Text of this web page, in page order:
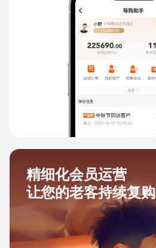
精细化会员运营
让您的老客持续复购